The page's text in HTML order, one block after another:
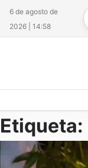
6 de agosto de
2026 | 14:58
Etiqueta: